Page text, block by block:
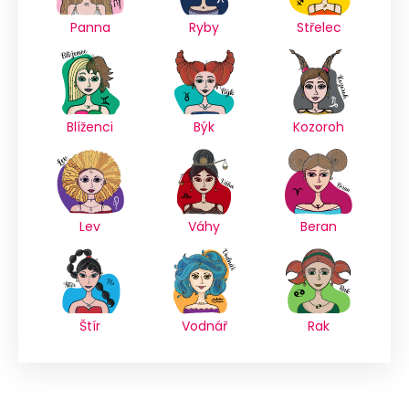
Panna Ryby Střelec
Blíženci Býk Kozoroh
Lev Váhy Beran
Štír Vodnář Rak